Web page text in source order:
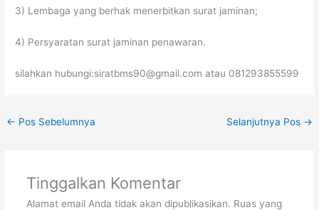
3) Lembaga yang berhak menerbitkan surat jaminan;
4) Persyaratan surat jaminan penawaran.
silahkan hubungi:siratbms90@gmail.com atau 081293855599
← Pos Sebelumnya Selanjutnya Pos →
Tinggalkan Komentar
Alamat email Anda tidak akan dipublikasikan. Ruas yang